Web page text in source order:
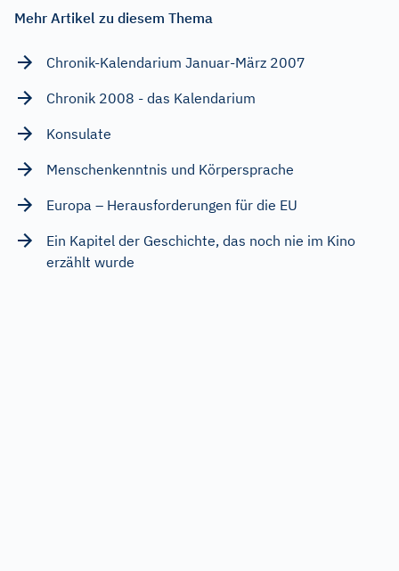
Mehr Artikel zu diesem Thema
Chronik-Kalendarium Januar-März 2007
Chronik 2008 - das Kalendarium
Konsulate
Menschenkenntnis und Körpersprache
Europa – Herausforderungen für die EU
Ein Kapitel der Geschichte, das noch nie im Kino
erzählt wurde